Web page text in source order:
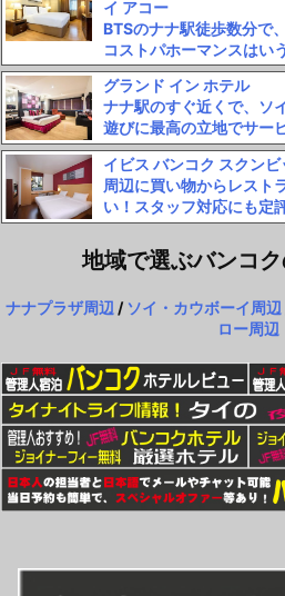
イ アコー
BTSのナナ駅徒歩数分で
コストパホーマンスはい
グランド イン ホテル
ナナ駅のすぐ近くで、ソ
遊びに最高の立地でサー
イビス バンコク スクンビ
周辺に買い物からレスト
い！スタッフ対応にも定
地域で選ぶバンコ
ナナプラザ周辺 / ソイ・カウボーイ周辺
ロー周辺